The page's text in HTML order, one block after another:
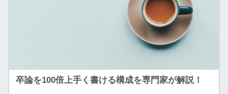
卒論を100倍上手く書ける構成を専門家が解説！